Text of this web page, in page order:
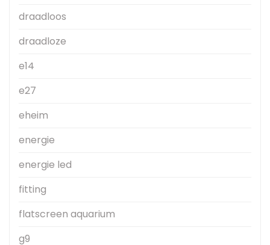
draadloos
draadloze
e14
e27
eheim
energie
energie led
fitting
flatscreen aquarium
g9